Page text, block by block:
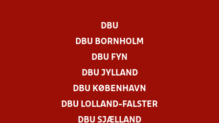
DBU
DBU BORNHOLM
DBU FYN
DBU JYLLAND
DBU KØBENHAVN
DBU LOLLAND-FALSTER
DBU SJÆLLAND